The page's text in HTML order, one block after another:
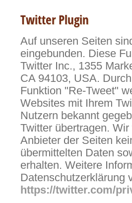
Twitter Plugin
Auf unseren Seiten
eingebunden. Diese
Twitter Inc., 1355
CA 94103, USA.
Funktion "Re-Tweet"
Websites mit Ihrem
Nutzern bekannt
Twitter übertragen.
Anbieter der Seiten
übermittelten Daten
erhalten. Weitere
Datenschutzerklärung
https://twitter.com/